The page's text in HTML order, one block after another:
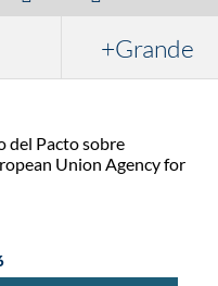
+Grande
del Pacto sobre
Union Agency for